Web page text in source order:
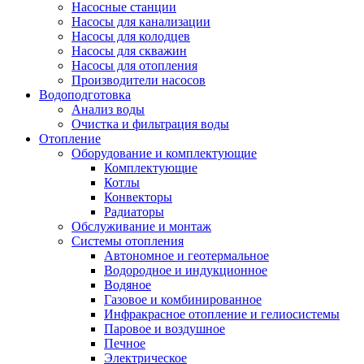
Насосные станции
Насосы для канализации
Насосы для колодцев
Насосы для скважин
Насосы для отопления
Производители насосов
Водоподготовка
Анализ воды
Очистка и фильтрация воды
Отопление
Оборудование и комплектующие
Комплектующие
Котлы
Конвекторы
Радиаторы
Обслуживание и монтаж
Системы отопления
Автономное и геотермальное
Водородное и индукционное
Водяное
Газовое и комбинированное
Инфракрасное отопление и гелиосистемы
Паровое и воздушное
Печное
Электрическое